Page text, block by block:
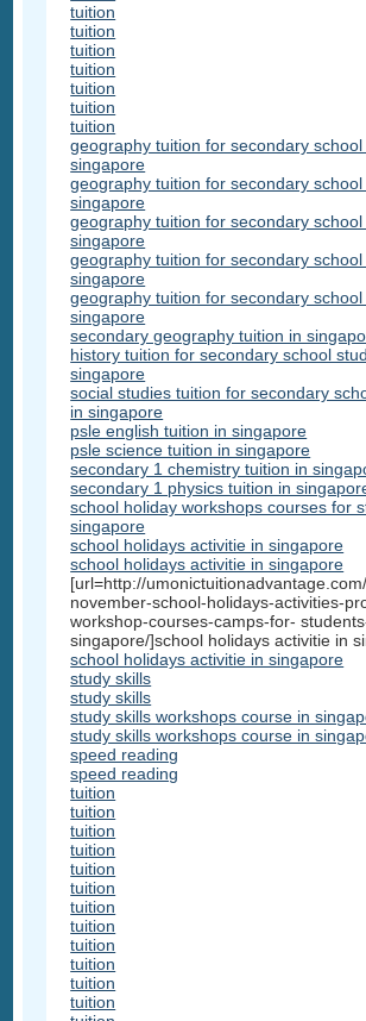
tuition
tuition
tuition
tuition
tuition
tuition
tuition
geography tuition for secondary
singapore
geography tuition for secondary
singapore
geography tuition for secondary
singapore
geography tuition for secondary
singapore
geography tuition for secondary
singapore
secondary geography tuition in
history tuition for secondary school
singapore
social studies tuition for secondary
in singapore
psle english tuition in singapore
psle science tuition in singapore
secondary 1 chemistry tuition in
secondary 1 physics tuition in
school holiday workshops courses for
singapore
school holidays activitie in singapore
school holidays activitie in singapore
[url=http://
november-school-holidays-activities-
workshop-courses-camps-for-
singapore/]school holidays activitie in
school holidays activitie in singapore
study skills
study skills
study skills workshops course in
study skills workshops course in
speed reading
speed reading
tuition
tuition
tuition
tuition
tuition
tuition
tuition
tuition
tuition
tuition
tuition
tuition